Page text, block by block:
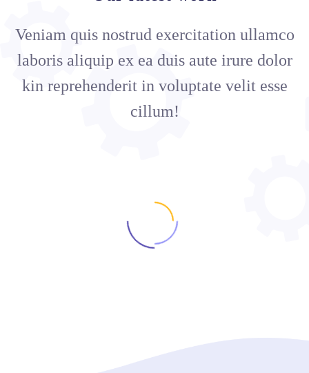
Veniam quis nostrud exercitation ullamco
laboris aliquip ex ea duis aute irure dolor
kin reprehenderit in voluptate velit esse
cillum!